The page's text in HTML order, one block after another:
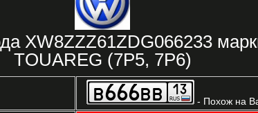
XW8ZZZ61ZDG066233
TOUAREG (7P5, 7P6)
- Похож на